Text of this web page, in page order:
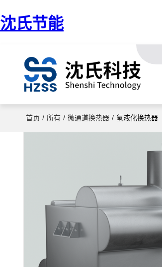
沈氏节能
首页 / 所有 / 微通道换热器 / 氢液化换热器